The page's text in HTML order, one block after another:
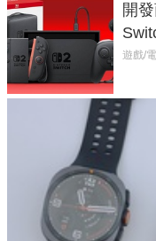
開
戲卡
遊戲/